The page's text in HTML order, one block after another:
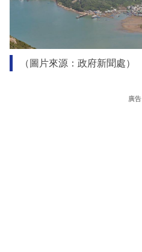
（圖片來源：政府新聞處）
廣告